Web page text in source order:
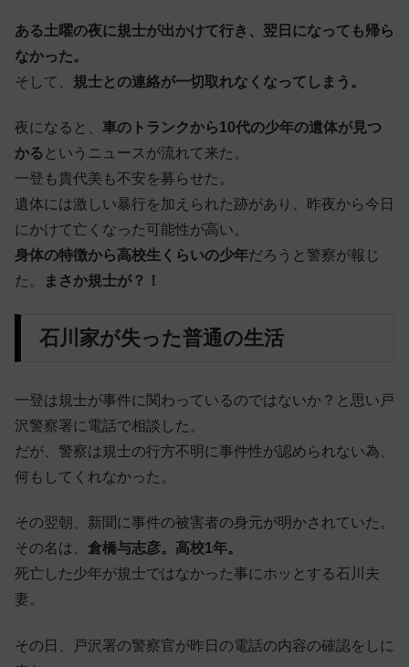
ある土曜の夜に規士が出かけて行き、翌日になっても帰ら
なかった。
そして、 規士との連絡が一切取れなくなってしまう。
夜になると、 車のトランクから10代の少年の遺体が見つ
かる というニュースが流れて来た。
一登も貴代美も不安を募らせた。
遺体には激しい暴行を加えられた跡があり、昨夜から今日
にかけて亡くなった可能性が高い。
身体の特徴から高校生くらいの少年だろうと警察が報じ
た。
まさか規士が？！
石川家が失った普通の生活
一登は規士が事件に関わっているのではないか？と思い戸
沢警察署に電話で相談した。
だが、警察は規士の行方不明に事件性が認められない為、
何もしてくれなかった。
その翌朝、新聞に事件の被害者の身元が明かされていた。
その名は、 倉橋与志彦。高校1年。
死亡した少年が規士ではなかった事にホッとする石川夫
妻。
その日、戸沢署の警察官が昨日の電話の内容の確認をしに